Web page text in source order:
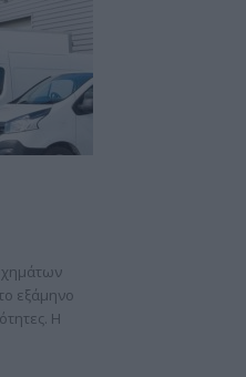
εξάμηνο
Η